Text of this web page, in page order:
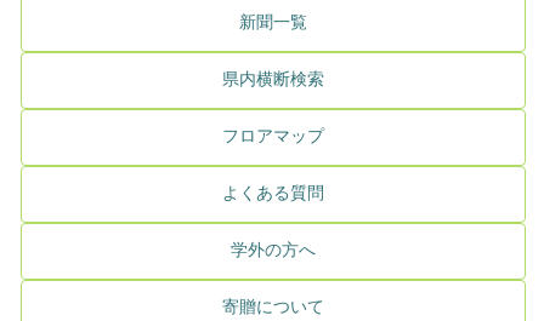
新聞一覧
県内横断検索
フロアマップ
よくある質問
学外の方へ
寄贈について